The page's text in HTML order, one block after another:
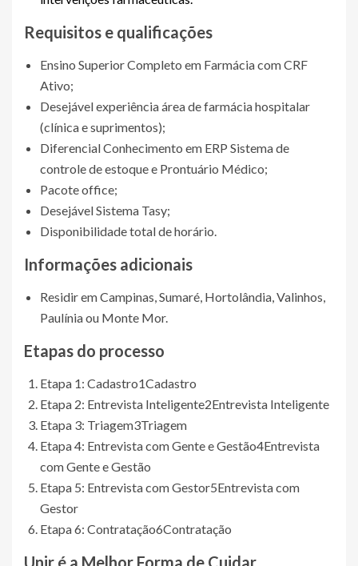
Requisitos e qualificações
Ensino Superior Completo em Farmácia com CRF
Ativo;
Desejável experiência área de farmácia hospitalar
(clínica e suprimentos);
Diferencial Conhecimento em ERP Sistema de
controle de estoque e Prontuário Médico;
Pacote office;
Desejável Sistema Tasy;
Disponibilidade total de horário.
Informações adicionais
Residir em Campinas, Sumaré, Hortolândia, Valinhos,
Paulínia ou Monte Mor.
Etapas do processo
Etapa 1: Cadastro1Cadastro
Etapa 2: Entrevista Inteligente2Entrevista Inteligente
Etapa 3: Triagem3Triagem
Etapa 4: Entrevista com Gente e Gestão4Entrevista
com Gente e Gestão
Etapa 5: Entrevista com Gestor5Entrevista com
Gestor
Etapa 6: Contratação6Contratação
Unir é a Melhor Forma de Cuidar